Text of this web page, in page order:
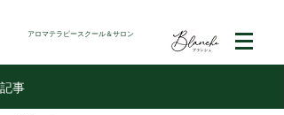
アロマテラピースクール＆サロン
記事